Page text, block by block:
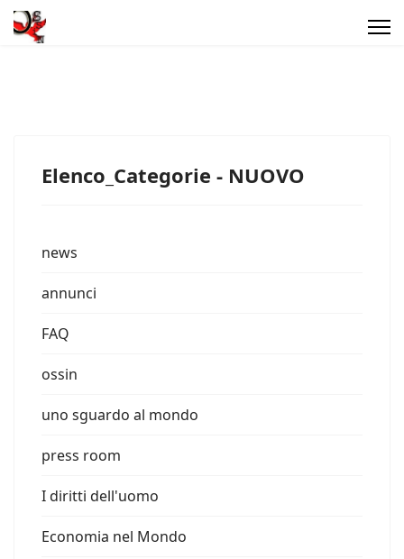
Elenco_Categorie - NUOVO
news
annunci
FAQ
ossin
uno sguardo al mondo
press room
I diritti dell'uomo
Economia nel Mondo